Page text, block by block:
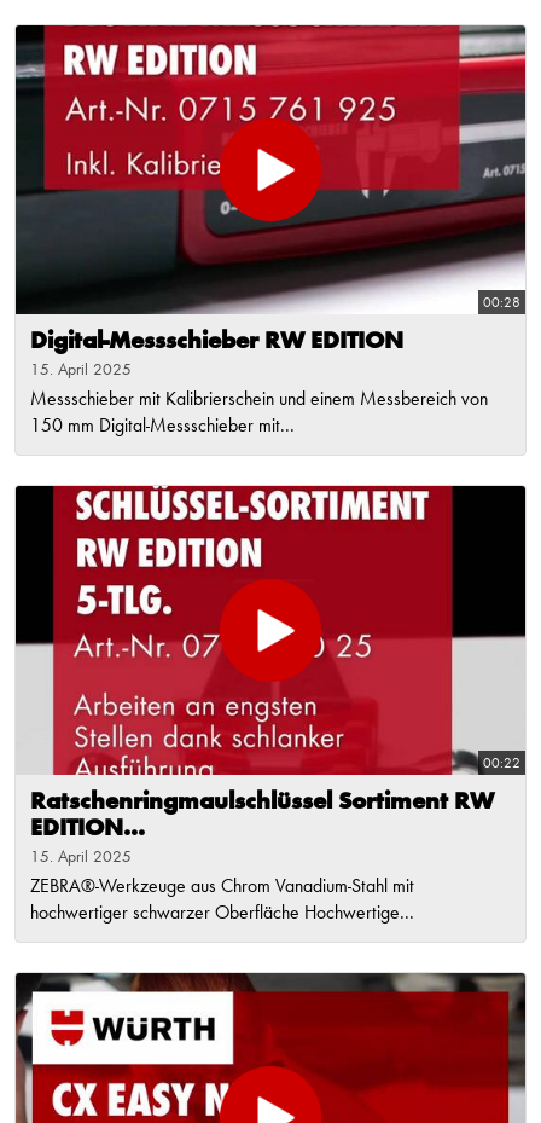
00:28
Digital-Messschieber RW EDITION
15. April 2025
Messschieber mit Kalibrierschein und einem Messbereich von
150 mm Digital-Messschieber mit...
00:22
Ratschenringmaulschlüssel Sortiment RW
EDITION...
15. April 2025
ZEBRA®-Werkzeuge aus Chrom Vanadium-Stahl mit
hochwertiger schwarzer Oberfläche Hochwertige...